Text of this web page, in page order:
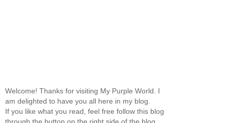
Welcome! Thanks for visiting My Purple World. I
am delighted to have you all here in my blog.
If you like what you read, feel free follow this blog